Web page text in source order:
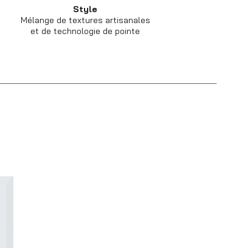
Style
Mélange de textures artisanales
et de technologie de pointe